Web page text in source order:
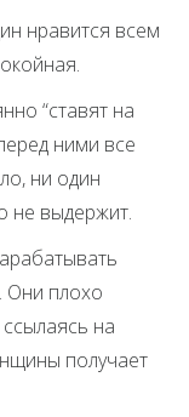
нравится всем
“ставят на
ними все
ни один
не выдержит.
Они плохо
на
получает